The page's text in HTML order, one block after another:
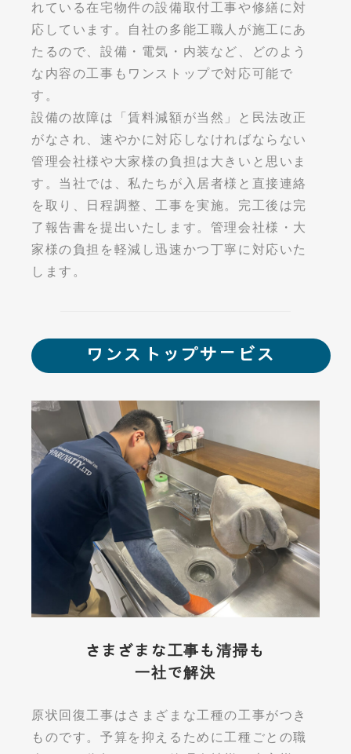
れている在宅物件の設備取付工事や修繕に対
応しています。自社の多能工職人が施工にあ
たるので、設備・電気・内装など、どのよう
な内容の工事もワンストップで対応可能で
す。
設備の故障は「賃料減額が当然」と民法改正
がなされ、速やかに対応しなければならない
管理会社様や大家様の負担は大きいと思いま
す。当社では、私たちが入居者様と直接連絡
を取り、日程調整、工事を実施。完工後は完
了報告書を提出いたします。管理会社様・大
家様の負担を軽減し迅速かつ丁寧に対応いた
します。
ワンストップサービス
さまざまな工事も清掃も
一社で解決
原状回復工事はさまざまな工種の工事がつき
ものです。予算を抑えるために工種ごとの職